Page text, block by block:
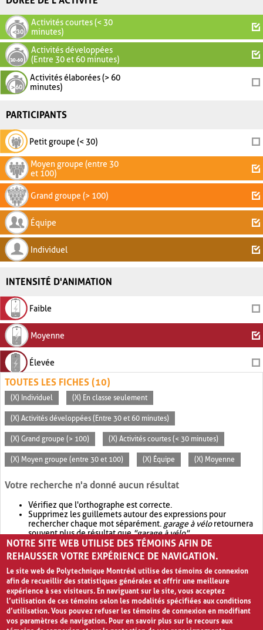
Activités courtes (< 30
minutes)
Activités développées
(Entre 30 et 60 minutes)
Activités élaborées (> 60
minutes)
PARTICIPANTS
Petit groupe (< 30)
Moyen groupe (entre 30
et 100)
Grand groupe (> 100)
Équipe
Individuel
INTENSITÉ D'ANIMATION
Faible
Moyenne
Élevée
TOUTES LES FICHES (10)
(X) Individuel (X) En classe seulement
(X) Activités développées (Entre 30 et 60 minutes)
(X) Grand groupe (> 100) (X) Activités courtes (< 30 minutes)
(X) Moyen groupe (entre 30 et 100) (X) Équipe (X) Moyenne
Votre recherche n'a donné aucun résultat
Vérifiez que l'orthographe est correcte.
Supprimez les guillemets autour des expressions pour
rechercher chaque mot séparément. garage à véloretournera
souvent plus de résultat que"garage à vélo".
Envisagez d'élargir votre recherche avec OR.garage OR vélo
retournera souvent plus de résultat quegarage à vélo
NOTRE SITE WEB UTILISE DES TÉMOINS AFIN DE
REHAUSSER VOTRE EXPÉRIENCE DE NAVIGATION.
Le site web de Polytechnique Montréal utilise des témoins de connexion
afin de recueillir des statistiques générales et offrir une meilleure
expérience à ses visiteurs. En naviguant sur le site, vous acceptez
l’utilisation de ces témoins selon les modalités spécifiées aux conditions
d’utilisation. Vous pouvez refuser les témoins de connexion en modifiant
vos paramètres de navigation. Pour en savoir plus sur le recours aux